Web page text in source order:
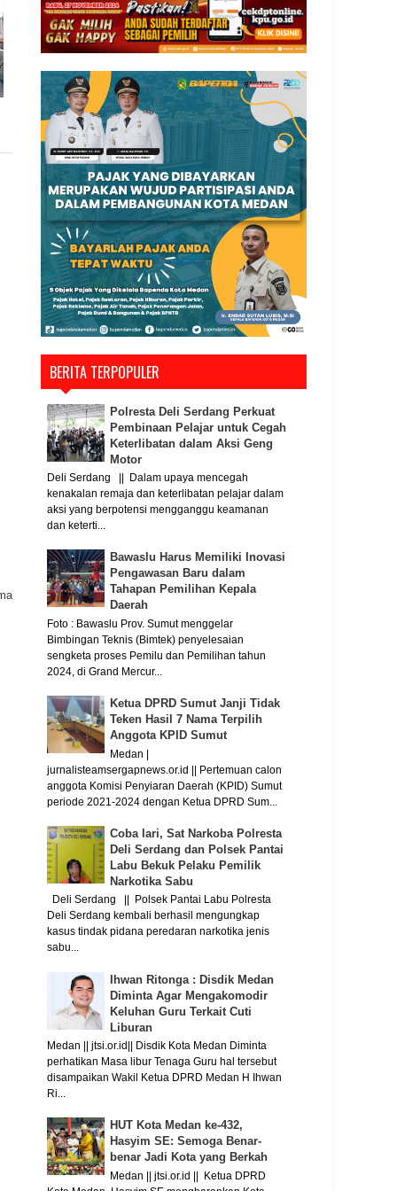
BERITA TERPOPULER
Polresta Deli Serdang Perkuat
Pembinaan Pelajar untuk Cegah
Keterlibatan dalam Aksi Geng
Motor
Deli Serdang || Dalam upaya mencegah
kenakalan remaja dan keterlibatan pelajar dalam
aksi yang berpotensi mengganggu keamanan
dan keterti...
Bawaslu Harus Memiliki Inovasi
Pengawasan Baru dalam
Tahapan Pemilihan Kepala
Daerah
Foto : Bawaslu Prov. Sumut menggelar
Bimbingan Teknis (Bimtek) penyelesaian
sengketa proses Pemilu dan Pemilihan tahun
2024, di Grand Mercur...
Ketua DPRD Sumut Janji Tidak
Teken Hasil 7 Nama Terpilih
Anggota KPID Sumut
Medan |
jurnalisteamsergapnews.or.id || Pertemuan calon
anggota Komisi Penyiaran Daerah (KPID) Sumut
periode 2021-2024 dengan Ketua DPRD Sum...
Coba lari, Sat Narkoba Polresta
Deli Serdang dan Polsek Pantai
Labu Bekuk Pelaku Pemilik
Narkotika Sabu
Deli Serdang || Polsek Pantai Labu Polresta
Deli Serdang kembali berhasil mengungkap
kasus tindak pidana peredaran narkotika jenis
sabu...
Ihwan Ritonga : Disdik Medan
Diminta Agar Mengakomodir
Keluhan Guru Terkait Cuti
Liburan
Medan || jtsi.or.id|| Disdik Kota Medan Diminta
perhatikan Masa libur Tenaga Guru hal tersebut
disampaikan Wakil Ketua DPRD Medan H Ihwan
Ri...
HUT Kota Medan ke-432,
Hasyim SE: Semoga Benar-
benar Jadi Kota yang Berkah
Medan || jtsi.or.id || Ketua DPRD